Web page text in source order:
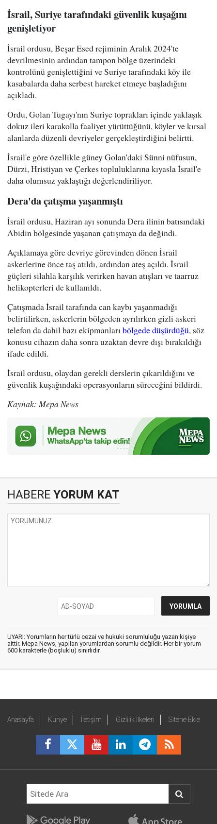
İsrail, Suriye tarafındaki güvenlik kuşağını
genişletiyor
İsrail ordusu, Beşar Esed rejiminin Aralık 2024'te
devrilmesinin ardından tampon bölge üzerindeki
kontrolünü genişlettiğini ve Suriye tarafındaki köy ile
kasabalarda daha serbest hareket etmeye başladığını
açıkladı.
Ordu, Golan Tugayı'nın Suriye toprakları içinde yaklaşık
dokuz ileri karakolla faaliyet yürüttüğünü, köyler ve kırsal
alanlarda düzenli devriyeler gerçekleştirdiğini belirtti.
İsrail'e göre özellikle güney Golan'daki Sünni nüfusun,
Dürzi, Hristiyan ve Çerkes topluluklarına kıyasla İsrail'e
daha olumsuz yaklaştığı değerlendiriliyor.
Dera'da çatışma yaşanmıştı
İsrail ordusu, Haziran ayı sonunda Dera ilinin batısındaki
Abidin bölgesinde yaşanan çatışmaya da değindi.
Açıklamaya göre devriye görevinden dönen İsrail
askerlerine önce taş atıldı, ardından ateş açıldı. İsrail
güçleri silahla karşılık verirken havan atışları ve taarruz
helikopterleri de kullanıldı.
Çatışmada İsrail tarafında can kaybı yaşanmadığı
belirtilirken, askerlerin bölgeden ayrılırken gizli askeri
telefon da dahil bazı ekipmanları bölgede düşürdüğü, söz
konusu cihazın daha sonra uzaktan devre dışı bırakıldığı
ifade edildi.
İsrail ordusu, olaydan gerekli derslerin çıkarıldığını ve
güvenlik kuşağındaki operasyonların süreceğini bildirdi.
Kaynak: Mepa News
HABERE YORUM KAT
UYARI: Yorumların her türlü cezai ve hukuki sorumluluğu yazan kişiye
aittir. Mepa News, yapılan yorumlardan sorumlu değildir. Her bir yorum
600 karakterle (boşluklu) sınırlıdır.
Anasayfa Künye İletişim Gizlilik İlkeleri Sitene Ekle